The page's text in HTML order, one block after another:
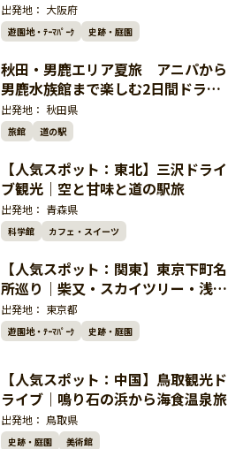
出発地： 大阪府
遊園地・ﾃｰﾏﾊﾟｰｸ 史跡・庭園
秋田・男鹿エリア夏旅 アニパから
男鹿水族館まで楽しむ2日間ドライ
ブ
出発地： 秋田県
旅館 道の駅
【人気スポット：東北】三沢ドライ
ブ観光｜空と甘味と道の駅旅
出発地： 青森県
科学館 カフェ・スイーツ
【人気スポット：関東】東京下町名
所巡り｜柴又・スカイツリー・浅草
で〆は温泉
出発地： 東京都
遊園地・ﾃｰﾏﾊﾟｰｸ 史跡・庭園
【人気スポット：中国】鳥取観光ド
ライブ｜鳴り石の浜から海食温泉旅
出発地： 鳥取県
史跡・庭園 美術館